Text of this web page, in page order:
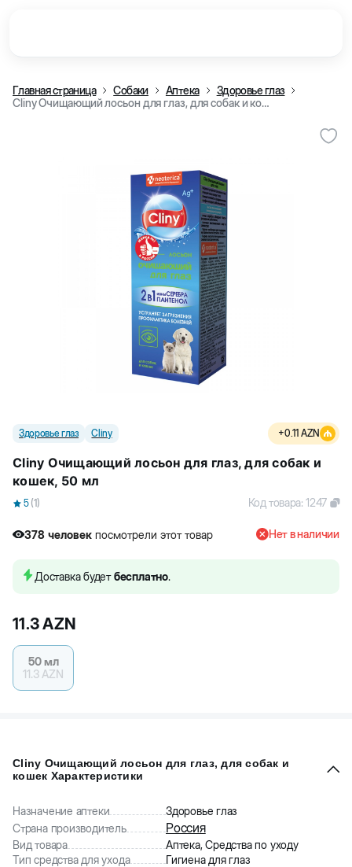
Главная страница Собаки Аптека
Здоровье глаз
Cliny Очищающий лосьон для глаз, для собак и кошек, 50 мл
Здоровье глаз Cliny +0.11 AZN
Cliny Очищающий лосьон для глаз, для собак и
кошек, 50 мл
5 (1) Код товара:1247
378 человек посмотрели этот товар
378 человек посмотрели этот товар
Нет в наличии
Доставка будетбесплатно.
11.3AZN
50 мл
11.3 AZN
Cliny Очищающий лосьон для глаз, для собак и
кошек Характеристики
Назначение аптеки
Здоровье глаз
Страна производитель
Россия
Вид товара
Аптека, Средства по уходу
Тип средства для ухода
Гигиена для глаз